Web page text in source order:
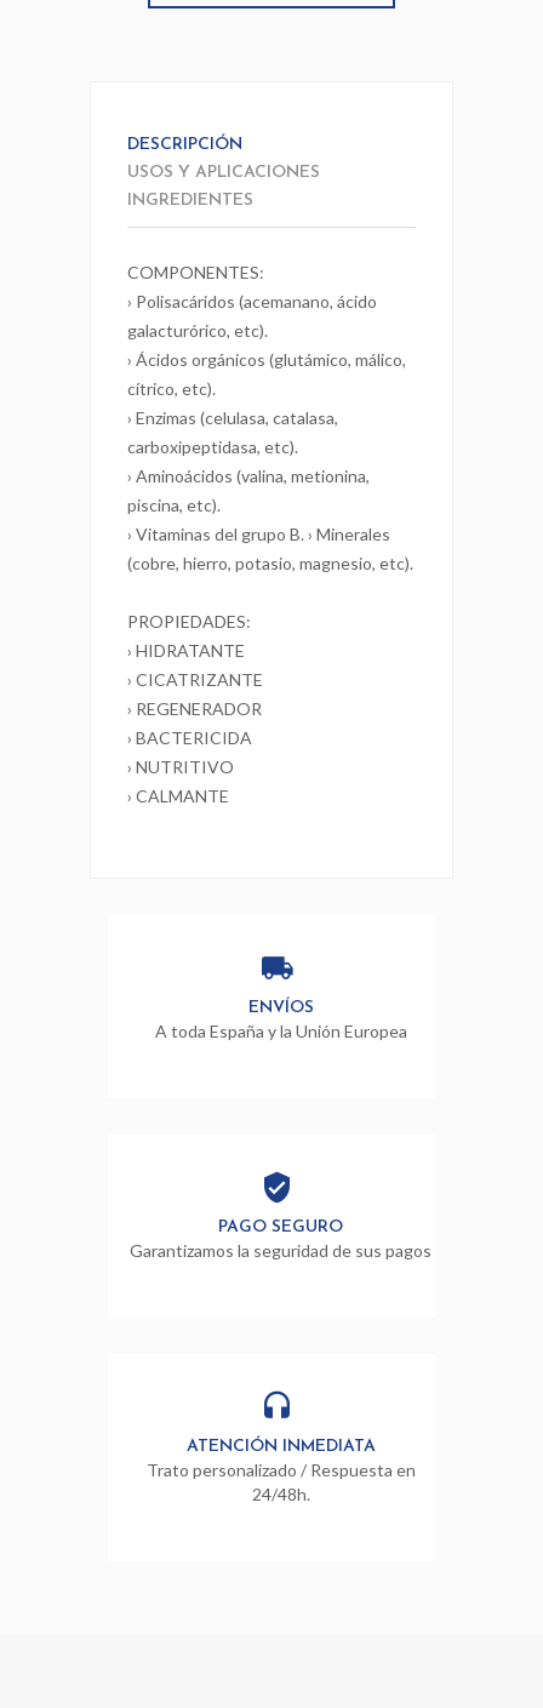
DESCRIPCIÓN
USOS Y APLICACIONES
INGREDIENTES
COMPONENTES:
› Polisacáridos (acemanano, ácido
galacturórico, etc).
› Ácidos orgánicos (glutámico, málico,
cítrico, etc).
› Enzimas (celulasa, catalasa,
carboxipeptidasa, etc).
› Aminoácidos (valina, metionina,
piscina, etc).
› Vitaminas del grupo B. › Minerales
(cobre, hierro, potasio, magnesio, etc).
PROPIEDADES:
› HIDRATANTE
› CICATRIZANTE
› REGENERADOR
› BACTERICIDA
› NUTRITIVO
› CALMANTE
ENVÍOS
A toda España y la Unión Europea
PAGO SEGURO
Garantizamos la seguridad de sus pagos
ATENCIÓN INMEDIATA
Trato personalizado / Respuesta en
24/48h.